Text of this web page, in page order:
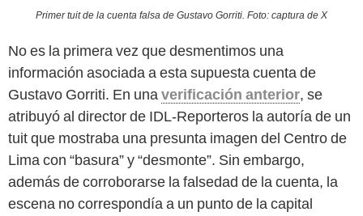
Primer tuit de la cuenta falsa de Gustavo Gorriti. Foto: captura de X
No es la primera vez que desmentimos una
información asociada a esta supuesta cuenta de
Gustavo Gorriti. En unaverificación anterior, se
atribuyó al director de IDL-Reporteros la autoría de un
tuit que mostraba una presunta imagen del Centro de
Lima con “basura” y “desmonte”. Sin embargo,
además de corroborarse la falsedad de la cuenta, la
escena no correspondía a un punto de la capital